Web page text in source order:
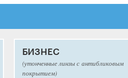
БИЗНЕС
(утонченные линзы с антибликовым
покрытием)